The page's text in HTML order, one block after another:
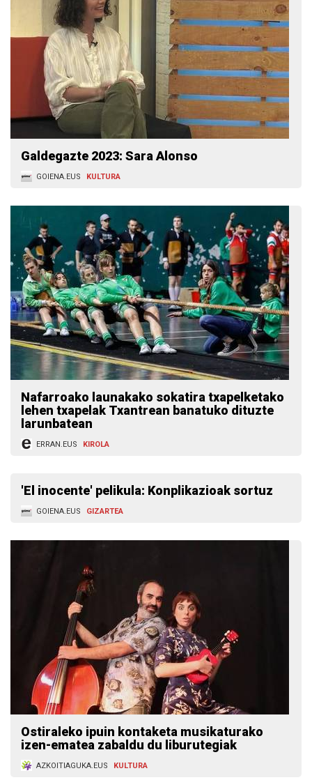
Galdegazte 2023: Sara Alonso
GOIENA.EUS KULTURA
Nafarroako launakako sokatira txapelketako
lehen txapelak Txantrean banatuko dituzte
larunbatean
ERRAN.EUS KIROLA
'El inocente' pelikula: Konplikazioak sortuz
GOIENA.EUS GIZARTEA
Ostiraleko ipuin kontaketa musikaturako
izen-ematea zabaldu du liburutegiak
AZKOITIAGUKA.EUS KULTURA